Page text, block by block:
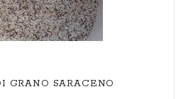
GRANO SARACENO